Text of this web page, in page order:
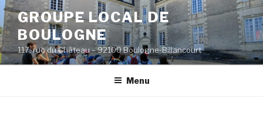
Aller
au
contenu
principal
GROUPE LOCAL DE
BOULOGNE
117, rue du Château – 92100 Boulogne-Billancourt
Menu